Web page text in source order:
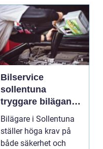
Bilservice
sollentuna
tryggare bilägande
året runt
Bilägare i Sollentuna
ställer höga krav på
både säkerhet och